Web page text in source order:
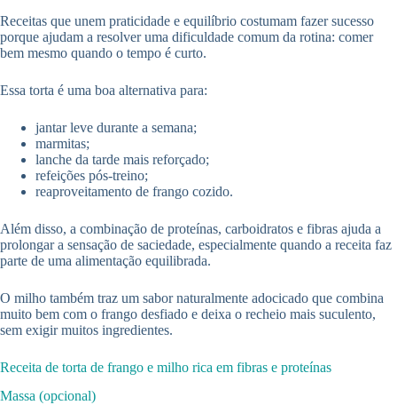
Receitas que unem praticidade e equilíbrio costumam fazer sucesso
porque ajudam a resolver uma dificuldade comum da rotina: comer
bem mesmo quando o tempo é curto.
Essa torta é uma boa alternativa para:
jantar leve durante a semana;
marmitas;
lanche da tarde mais reforçado;
refeições pós-treino;
reaproveitamento de frango cozido.
Além disso, a combinação de proteínas, carboidratos e fibras ajuda a
prolongar a sensação de saciedade, especialmente quando a receita faz
parte de uma alimentação equilibrada.
O milho também traz um sabor naturalmente adocicado que combina
muito bem com o frango desfiado e deixa o recheio mais suculento,
sem exigir muitos ingredientes.
Receita de torta de frango e milho rica em fibras e proteínas
Massa (opcional)